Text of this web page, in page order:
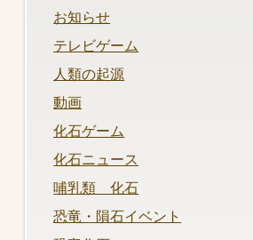
お知らせ
テレビゲーム
人類の起源
動画
化石ゲーム
化石ニュース
哺乳類 化石
恐竜・隕石イベント